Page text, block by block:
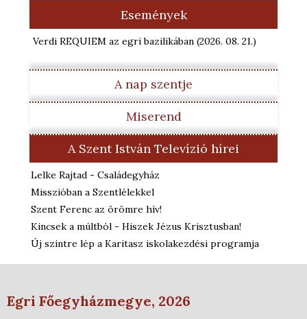
Események
Verdi REQUIEM az egri bazilikában (2026. 08. 21.)
A nap szentje
Miserend
A Szent István Televízió hírei
Lelke Rajtad - Családegyház
Misszióban a Szentlélekkel
Szent Ferenc az örömre hív!
Kincsek a múltból - Hiszek Jézus Krisztusban!
Új szintre lép a Karitasz iskolakezdési programja
Egri Főegyházmegye, 2026